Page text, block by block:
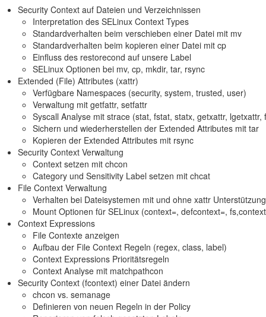
Security Context auf Dateien und Verzeichnissen
Interpretation des SELinux Context Types
Standardverhalten beim verschieben einer Datei mit mv
Standardverhalten beim kopieren einer Datei mit cp
Einfluss des restorecond auf unsere Label
SELinux Optionen bei mv, cp, mkdir, tar, rsync
Extended (File) Attributes (xattr)
Verfügbare Namespaces (security, system, trusted, user)
Verwaltung mit getfattr, setfattr
Syscall Analyse mit strace (stat, fstat, statx, getxattr, lgetxattr,
Sichern und wiederherstellen der Extended Attributes mit tar
Kopieren der Extended Attributes mit rsync
Security Context Verwaltung
Context setzen mit chcon
Category und Sensitivity Label setzen mit chcat
File Context Verwaltung
Verhalten bei Dateisystemen mit und ohne xattr Unterstützung
Mount Optionen für SELinux (context=, defcontext=,
Context Expressions
File Contexte anzeigen
Aufbau der File Context Regeln (regex, class, label)
Context Expressions Prioritätsregeln
Context Analyse mit matchpathcon
Security Context (fcontext) einer Datei ändern
chcon vs. semanage
Definieren von neuen Regeln in der Policy